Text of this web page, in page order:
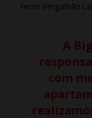
Ferro Vergalhão
A
com